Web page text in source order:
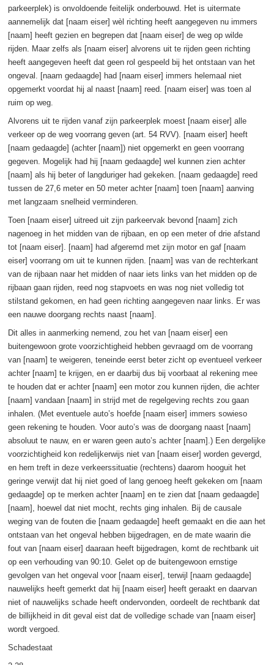
parkeerplek) is onvoldoende feitelijk onderbouwd. Het is uitermate
aannemelijk dat [naam eiser] wèl richting heeft aangegeven nu immers
[naam] heeft gezien en begrepen dat [naam eiser] de weg op wilde
rijden. Maar zelfs als [naam eiser] alvorens uit te rijden geen richting
heeft aangegeven heeft dat geen rol gespeeld bij het ontstaan van het
ongeval. [naam gedaagde] had [naam eiser] immers helemaal niet
opgemerkt voordat hij al naast [naam] reed. [naam eiser] was toen al
ruim op weg.
Alvorens uit te rijden vanaf zijn parkeerplek moest [naam eiser] alle
verkeer op de weg voorrang geven (art. 54 RVV). [naam eiser] heeft
[naam gedaagde] (achter [naam]) niet opgemerkt en geen voorrang
gegeven. Mogelijk had hij [naam gedaagde] wel kunnen zien achter
[naam] als hij beter of langduriger had gekeken. [naam gedaagde] reed
tussen de 27,6 meter en 50 meter achter [naam] toen [naam] aanving
met langzaam snelheid verminderen.
Toen [naam eiser] uitreed uit zijn parkeervak bevond [naam] zich
nagenoeg in het midden van de rijbaan, en op een meter of drie afstand
tot [naam eiser]. [naam] had afgeremd met zijn motor en gaf [naam
eiser] voorrang om uit te kunnen rijden. [naam] was van de rechterkant
van de rijbaan naar het midden of naar iets links van het midden op de
rijbaan gaan rijden, reed nog stapvoets en was nog niet volledig tot
stilstand gekomen, en had geen richting aangegeven naar links. Er was
een nauwe doorgang rechts naast [naam].
Dit alles in aanmerking nemend, zou het van [naam eiser] een
buitengewoon grote voorzichtigheid hebben gevraagd om de voorrang
van [naam] te weigeren, teneinde eerst beter zicht op eventueel verkeer
achter [naam] te krijgen, en er daarbij dus bij voorbaat al rekening mee
te houden dat er achter [naam] een motor zou kunnen rijden, die achter
[naam] vandaan [naam] in strijd met de regelgeving rechts zou gaan
inhalen. (Met eventuele auto’s hoefde [naam eiser] immers sowieso
geen rekening te houden. Voor auto’s was de doorgang naast [naam]
absoluut te nauw, en er waren geen auto’s achter [naam].) Een dergelijke
voorzichtigheid kon redelijkerwijs niet van [naam eiser] worden gevergd,
en hem treft in deze verkeerssituatie (rechtens) daarom hooguit het
geringe verwijt dat hij niet goed of lang genoeg heeft gekeken om [naam
gedaagde] op te merken achter [naam] en te zien dat [naam gedaagde]
[naam], hoewel dat niet mocht, rechts ging inhalen. Bij de causale
weging van de fouten die [naam gedaagde] heeft gemaakt en die aan het
ontstaan van het ongeval hebben bijgedragen, en de mate waarin die
fout van [naam eiser] daaraan heeft bijgedragen, komt de rechtbank uit
op een verhouding van 90:10. Gelet op de buitengewoon ernstige
gevolgen van het ongeval voor [naam eiser], terwijl [naam gedaagde]
nauwelijks heeft gemerkt dat hij [naam eiser] heeft geraakt en daarvan
niet of nauwelijks schade heeft ondervonden, oordeelt de rechtbank dat
de billijkheid in dit geval eist dat de volledige schade van [naam eiser]
wordt vergoed.
Schadestaat